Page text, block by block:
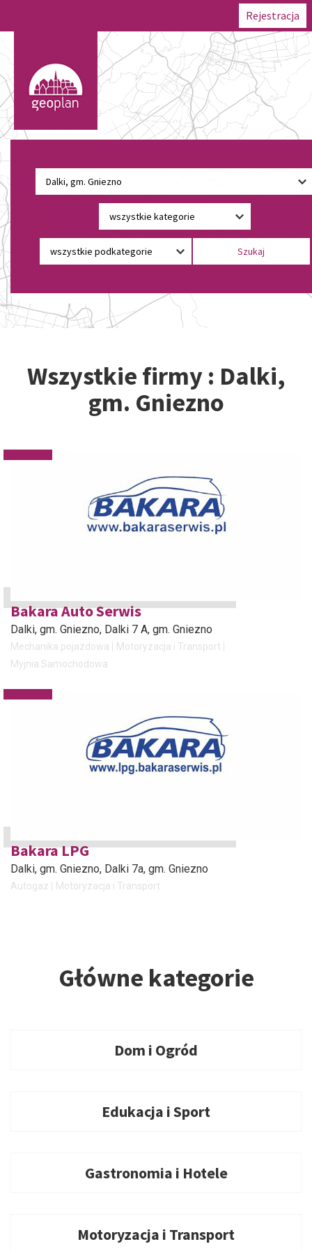
Rejestracja
Wszystkie firmy : Dalki,
gm. Gniezno
Bakara Auto Serwis
Dalki, gm. Gniezno, Dalki 7 A, gm. Gniezno
Mechanika pojazdowa
Motoryzacja i Transport
Myjnia Samochodowa
Bakara LPG
Dalki, gm. Gniezno, Dalki 7a, gm. Gniezno
Autogaz Motoryzacja i Transport
Główne kategorie
Dom i Ogród
Edukacja i Sport
Gastronomia i Hotele
Motoryzacja i Transport